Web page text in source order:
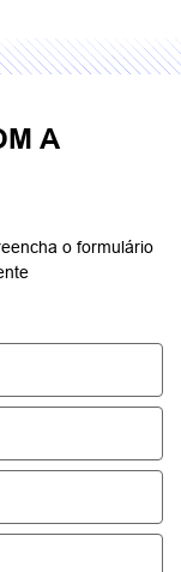
A
o formulário